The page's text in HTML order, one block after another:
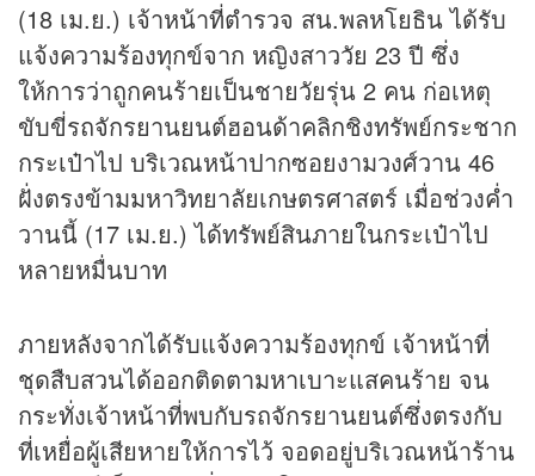
(18 เม.ย.) เจ้าหน้าที่ตำรวจ สน.พลหโยธิน ได้รับ
แจ้งความร้องทุกข์จาก หญิงสาววัย 23 ปี ซึ่ง
ให้การว่าถูกคนร้ายเป็นชายวัยรุ่น 2 คน ก่อเหตุ
ขับขี่รถจักรยานยนต์ฮอนด้าคลิกชิงทรัพย์กระชาก
กระเป๋าไป บริเวณหน้าปากซอยงามวงศ์วาน 46
ฝั่งตรงข้ามมหาวิทยาลัยเกษตรศาสตร์ เมื่อช่วงค่ำ
วานนี้ (17 เม.ย.) ได้ทรัพย์สินภายในกระเป๋าไป
หลายหมื่นบาท
ภายหลังจากได้รับแจ้งความร้องทุกข์ เจ้าหน้าที่
ชุดสืบสวนได้ออกติดตามหาเบาะแสคนร้าย จน
กระทั่งเจ้าหน้าที่พบกับรถจักรยานยนต์ซึ่งตรงกับ
ที่เหยื่อผู้เสียหายให้การไว้ จอดอยู่บริเวณหน้าร้าน